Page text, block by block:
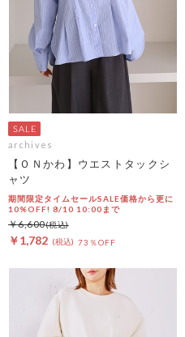
archives
【ＯＮかわ】ウエストタックシ
ャツ
期間限定タイムセールSALE価格から更に
10%OFF! 8/10 10:00まで
￥1,782 73％OFF
￥6,600